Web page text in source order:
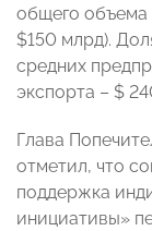
общего объема
$150 млрд).
средних
экспорта – $
Глава
отметил, что
поддержка
инициативы»